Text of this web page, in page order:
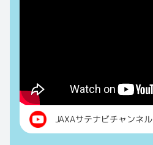
JAXAサテナビチャンネル